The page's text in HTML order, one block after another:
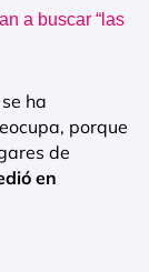
a buscar “las
ha
porque
de
en